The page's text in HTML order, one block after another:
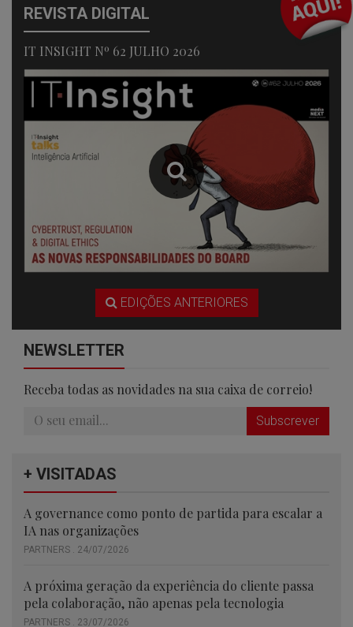
REVISTA DIGITAL
IT INSIGHT Nº 62 JULHO 2026
EDIÇÕES ANTERIORES
NEWSLETTER
Receba todas as novidades na sua caixa de correio!
Subscrever
+ VISITADAS
A governance como ponto de partida para escalar a
IA nas organizações
PARTNERS . 24/07/2026
A próxima geração da experiência do cliente passa
pela colaboração, não apenas pela tecnologia
PARTNERS . 23/07/2026